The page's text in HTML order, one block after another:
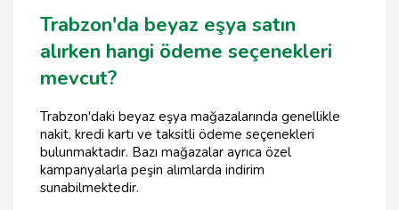
Trabzon'da beyaz eşya satın
alırken hangi ödeme seçenekleri
mevcut?
Trabzon'daki beyaz eşya mağazalarında genellikle
nakit, kredi kartı ve taksitli ödeme seçenekleri
bulunmaktadır. Bazı mağazalar ayrıca özel
kampanyalarla peşin alımlarda indirim
sunabilmektedir.